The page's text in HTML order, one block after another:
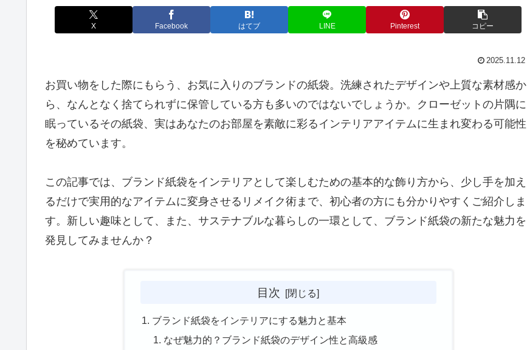
X Facebook はてブ LINE Pinterest コピー
2025.11.12
お買い物をした際にもらう、お気に入りのブランドの紙袋。洗練されたデザインや上質な素材感か
ら、なんとなく捨てられずに保管している方も多いのではないでしょうか。クローゼットの片隅に
眠っているその紙袋、実はあなたのお部屋を素敵に彩るインテリアアイテムに生まれ変わる可能性
を秘めています。
この記事では、ブランド紙袋をインテリアとして楽しむための基本的な飾り方から、少し手を加え
るだけで実用的なアイテムに変身させるリメイク術まで、初心者の方にも分かりやすくご紹介しま
す。新しい趣味として、また、サステナブルな暮らしの一環として、ブランド紙袋の新たな魅力を
発見してみませんか？
目次
ブランド紙袋をインテリアにする魅力と基本
なぜ魅力的？ブランド紙袋のデザイン性と高級感